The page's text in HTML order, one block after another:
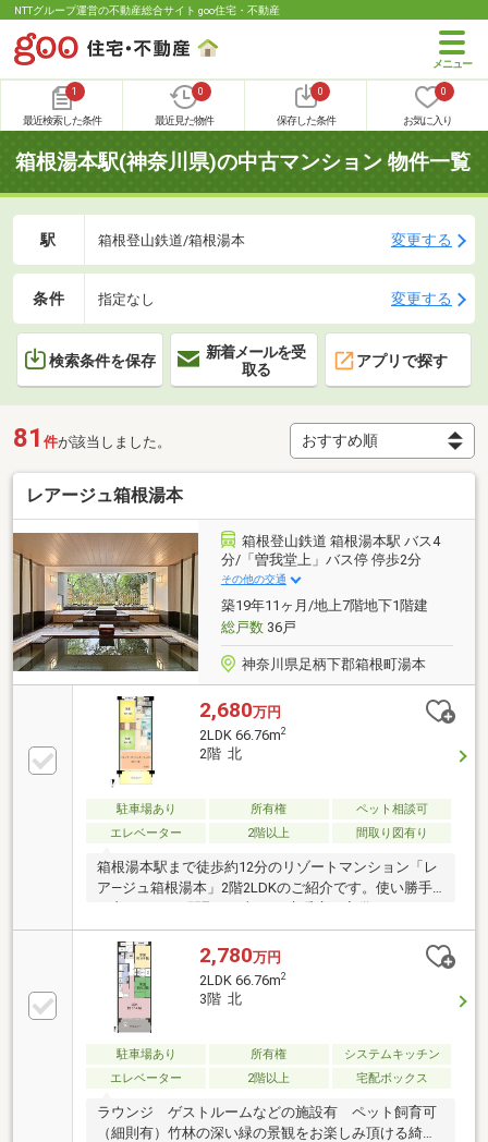
NTTグループ運営の不動産総合サイト goo住宅・不動産
1
最近検索した条件
0
最近見た物件
0
保存した条件
0
お気に入り
箱根湯本駅(神奈川県)の中古マンション 物件一覧
駅 箱根登山鉄道/箱根湯本 変更する
条件 指定なし 変更する
検索条件を保存
新着メールを受
取る
アプリで探す
81 件が該当しました。
レアージュ箱根湯本
箱根登山鉄道 箱根湯本駅 バス4
分/「曽我堂上」バス停 停歩2分
その他の交通
築19年11ヶ月/地上7階地下1階建
総戸数36戸
神奈川県足柄下郡箱根町湯本
2,680万円
2LDK 66.76m2
2階 北
駐車場あり 所有権
ペット相談可
エレベーター
2階以上 間取り図有り
箱根湯本駅まで徒歩約12分のリゾートマンション「レ
ア―ジュ箱根湯本」2階2LDKのご紹介です。使い勝手
の良い2LDKの間取りに加え、床暖房を完備しており、
寒い季節も快適にお過ごしいただけます。窓からは竹
林を望み、四季折々の自然を身近に感じながら、落ち
着いた時間をお楽しみいただけます。詳細につきまし
ては、お気軽にお問い合わせください。
2,780万円
2LDK 66.76m2
3階 北
駐車場あり 所有権
システムキッチン
エレベーター
2階以上 宅配ボックス
ラウンジ ゲストルームなどの施設有 ペット飼育可
（細則有）竹林の深い緑の景観をお楽しみ頂ける綺麗